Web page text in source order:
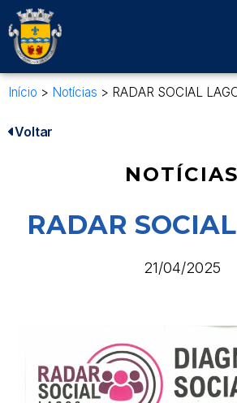
Início > Notícias > RADAR SOCIAL
Voltar
NOTÍCIAS
RADAR
21/04/2025